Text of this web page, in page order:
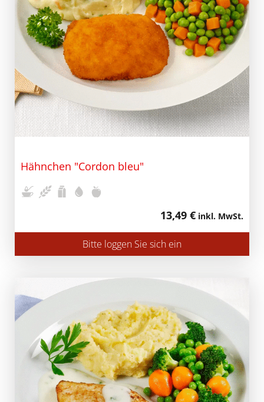
Hähnchen "Cordon bleu"
13,49 € inkl. MwSt.
Bitte loggen Sie sich ein